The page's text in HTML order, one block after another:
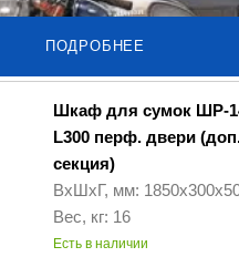
ПОДРОБНЕЕ
Шкаф для сумок ШР-
L300 перф. двери
секция)
ВхШхГ, мм:
Вес, кг: 16
Есть в наличии